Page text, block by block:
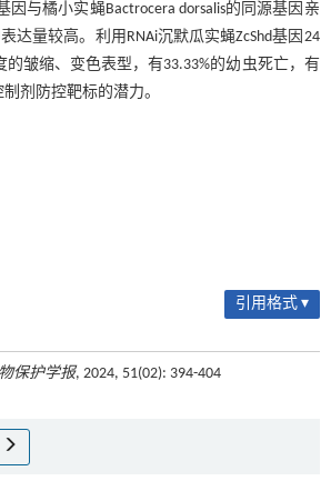
与橘小实蝇Bactrocera dorsalis的同源基因亲
量较高。利用RNAi沉默瓜实蝇ZcShd基因24
的皱缩、变色表型，有33.33%的幼虫死亡，有
剂防控靶标的潜力。
引用格式 ▾
保护学报, 2024, 51(02): 394-404